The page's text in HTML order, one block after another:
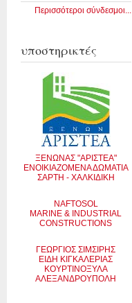
Περισσότεροι σύνδεσμοι...
υποστηρικτές
ΞΕΝΩΝΑΣ "ΑΡΙΣΤΕΑ"
ΕΝΟΙΚΙΑΖΟΜΕΝΑ ΔΩΜΑΤΙΑ
ΣΑΡΤΗ - ΧΑΛΚΙΔΙΚΗ
NAFTOSOL
MARINE & INDUSTRIAL
CONSTRUCTIONS
ΓΕΩΡΓΙΟΣ ΣΙΜΣΙΡΗΣ
ΕΙΔΗ ΚΙΓΚΑΛΕΡΙΑΣ
ΚΟΥΡΤΙΝΟΞΥΛΑ
ΑΛΕΞΑΝΔΡΟΥΠΟΛΗ